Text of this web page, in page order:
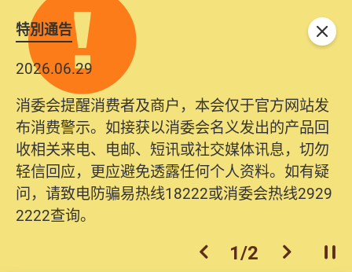
特別通告
2026.06.29
消委会提醒消费者及商户，本会仅于官方网站发
布消费警示。如接获以消委会名义发出的产品回
收相关来电、电邮、短讯或社交媒体讯息，切勿
轻信回应，更应避免透露任何个人资料。如有疑
问，请致电防骗易热线18222或消委会热线2929
2222查询。
2025.10.31
为提升使用者体验及网络安全，本会的投诉处理
系统已经进行升级及推出新功能。由2025年11月
10日起，消费者需要提供基本联络资料（包括姓
名、电邮及电话）注册帐户，才可提交投诉、查
询及建议。所有提交纪录将清晰整合于帐户中，
方便日后作出跟进。
上一个
2/2 下一个开
关闭